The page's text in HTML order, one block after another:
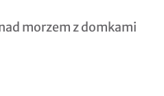
morzem z domkami